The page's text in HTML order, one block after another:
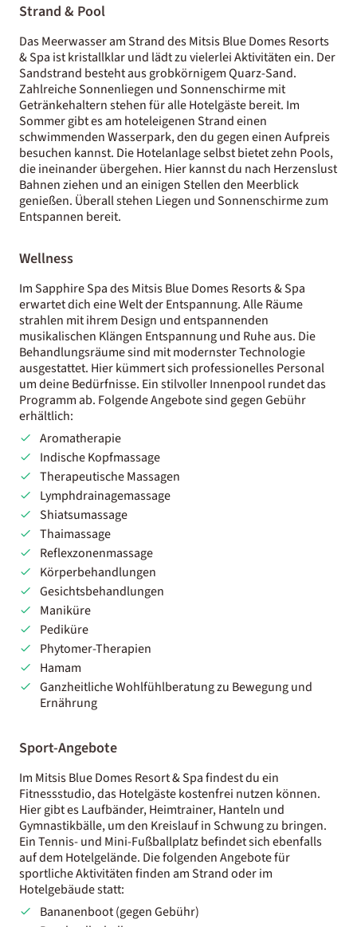
Strand & Pool
Das Meerwasser am Strand des Mitsis Blue Domes Resorts
& Spa ist kristallklar und lädt zu vielerlei Aktivitäten ein. Der
Sandstrand besteht aus grobkörnigem Quarz-Sand.
Zahlreiche Sonnenliegen und Sonnenschirme mit
Getränkehaltern stehen für alle Hotelgäste bereit. Im
Sommer gibt es am hoteleigenen Strand einen
schwimmenden Wasserpark, den du gegen einen Aufpreis
besuchen kannst. ​Die Hotelanlage selbst bietet zehn Pools,
die ineinander übergehen. Hier kannst du nach Herzenslust
Bahnen ziehen und an einigen Stellen den Meerblick
genießen. Überall stehen Liegen und Sonnenschirme zum
Entspannen bereit.
Wellness
Im Sapphire Spa des Mitsis Blue Domes Resorts & Spa
erwartet dich eine Welt der Entspannung. Alle Räume
strahlen mit ihrem Design und entspannenden
musikalischen Klängen Entspannung und Ruhe aus. Die
Behandlungsräume sind mit modernster Technologie
ausgestattet. Hier kümmert sich professionelles Personal
um deine Bedürfnisse. Ein stilvoller Innenpool rundet das
Programm ab. Folgende Angebote sind gegen Gebühr
erhältlich:
Aromatherapie
Indische Kopfmassage
Therapeutische Massagen
Lymphdrainagemassage
Shiatsumassage
Thaimassage
Reflexzonenmassage
Körperbehandlungen
Gesichtsbehandlungen
Maniküre
Pediküre
Phytomer-Therapien
Hamam
Ganzheitliche Wohlfühlberatung zu Bewegung und
Ernährung
Sport-Angebote
Im Mitsis Blue Domes Resort & Spa findest du ein
Fitnessstudio, das Hotelgäste kostenfrei nutzen können.
Hier gibt es Laufbänder, Heimtrainer, Hanteln und
Gymnastikbälle, um den Kreislauf in Schwung zu bringen.
Ein Tennis- und Mini-Fußballplatz befindet sich ebenfalls
auf dem Hotelgelände. Die folgenden Angebote für
sportliche Aktivitäten finden am Strand oder im
Hotelgebäude statt:
Bananenboot (gegen Gebühr)